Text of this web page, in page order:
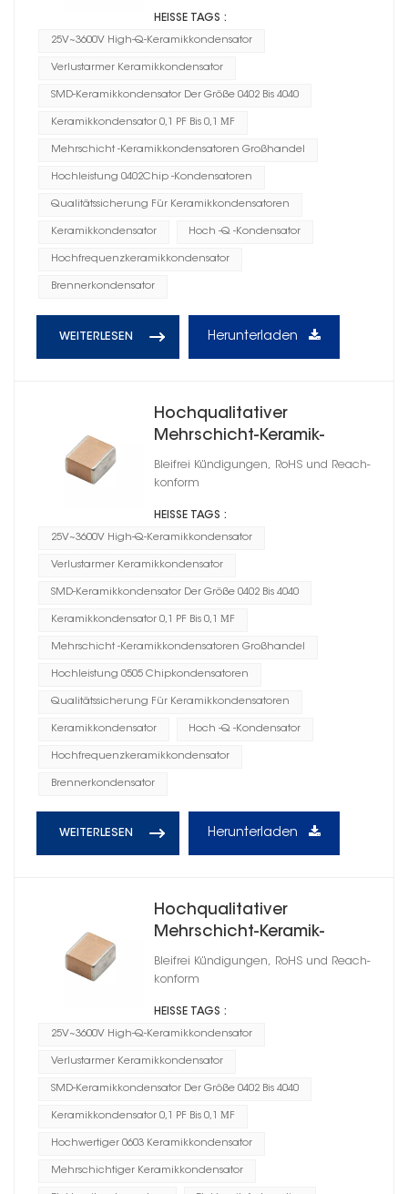
HEISSE TAGS :
25V~3600V High-Q-Keramikkondensator
Verlustarmer Keramikkondensator
SMD-Keramikkondensator Der Größe 0402 Bis 4040
Keramikkondensator 0,1 PF Bis 0,1 ΜF
Mehrschicht -Keramikkondensatoren Großhandel
Hochleistung 0402Chip -Kondensatoren
Qualitätssicherung Für Keramikkondensatoren
Keramikkondensator Hoch -Q -Kondensator
Hochfrequenzkeramikkondensator
Brennerkondensator
WEITERLESEN Herunterladen
Hochqualitativer
Mehrschicht-Keramik-
Chipkondensator 0505
Bleifrei Kündigungen, RoHS und Reach-
konform
HEISSE TAGS :
25V~3600V High-Q-Keramikkondensator
Verlustarmer Keramikkondensator
SMD-Keramikkondensator Der Größe 0402 Bis 4040
Keramikkondensator 0,1 PF Bis 0,1 ΜF
Mehrschicht -Keramikkondensatoren Großhandel
Hochleistung 0505 Chipkondensatoren
Qualitätssicherung Für Keramikkondensatoren
Keramikkondensator Hoch -Q -Kondensator
Hochfrequenzkeramikkondensator
Brennerkondensator
WEITERLESEN Herunterladen
Hochqualitativer
Mehrschicht-Keramik-
Chipkondensator 0603
Bleifrei Kündigungen, RoHS und Reach-
konform
HEISSE TAGS :
25V~3600V High-Q-Keramikkondensator
Verlustarmer Keramikkondensator
SMD-Keramikkondensator Der Größe 0402 Bis 4040
Keramikkondensator 0,1 PF Bis 0,1 ΜF
Hochwertiger 0603 Keramikkondensator
Mehrschichtiger Keramikkondensator